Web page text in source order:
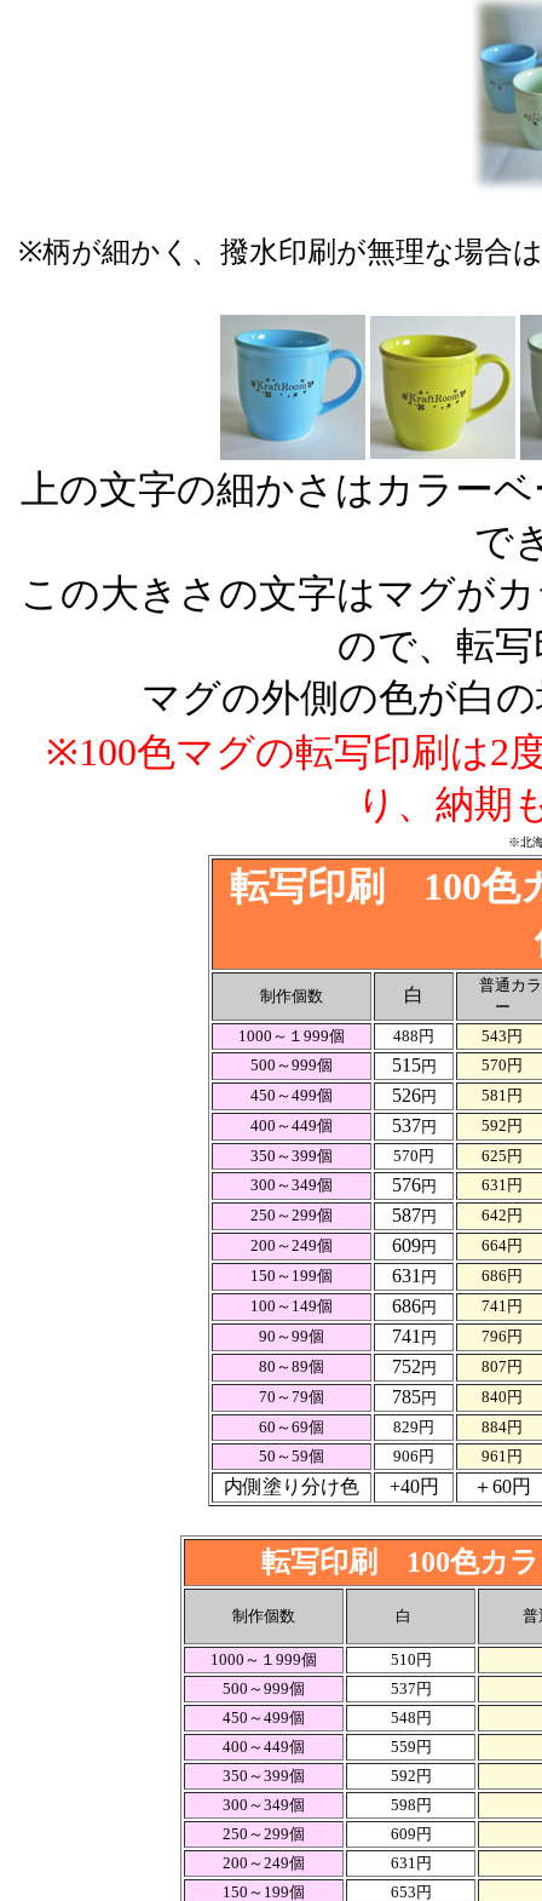
※柄が細かく、撥水印刷が無理な場合
上の文字の細かさはカラー
で
この大きさの文字はマグが
ので、転
マグの外側の色が白
※100色マグの転写印刷は2
り、納期
※北
転写印刷 100
制作個数 白
普通カラ
ー
1000～１999個
488円
543円
500～999個
515円
570円
450～499個
526円
581円
400～449個
537円
592円
350～399個
570円
625円
300～349個
576円
631円
250～299個
587円
642円
200～249個
609円
664円
150～199個
631 円
686円
100～149個
686円
741円
90～99個
741 円
796円
80～89個
752円
807円
70～79個
785円
840円
60～69個
829円
884円
50～59個
906円 961円
内側塗り分け色 +40円 ＋60円
転写印刷 100色カ
制作個数 白 普
1000～１999個 510円
500～999個
537円
450～499個
548円
400～449個
559円
350～399個
592円
300～349個
598円
250～299個
609円
200～249個
631円
150～199個
653円